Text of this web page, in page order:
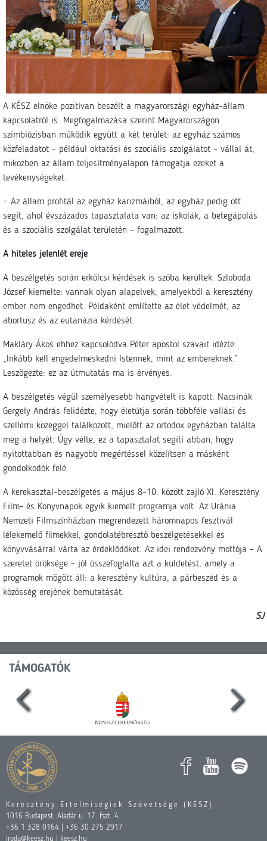
A KÉSZ elnöke pozitívan beszélt a magyarországi egyház–állam
kapcsolatról is. Megfogalmazása szerint Magyarországon
szimbiózisban működik együtt a két terület: az egyház számos
közfeladatot – például oktatási és szociális szolgálatot – vállal át,
miközben az állam teljesítményalapon támogatja ezeket a
tevékenységeket.
− Az állam profitál az egyház karizmáiból, az egyház pedig ott
segít, ahol évszázados tapasztalata van: az iskolák, a betegápolás
és a szociális szolgálat területén – fogalmazott.
A hiteles jelenlét ereje
A beszélgetés során erkölcsi kérdések is szóba kerültek. Szloboda
József kiemelte: vannak olyan alapelvek, amelyekből a keresztény
ember nem engedhet. Példaként említette az élet védelmét, az
abortusz és az eutanázia kérdését.
Makláry Ákos ehhez kapcsolódva Péter apostol szavait idézte:
„Inkább kell engedelmeskedni Istennek, mint az embereknek.”
Leszögezte: ez az útmutatás ma is érvényes.
A beszélgetés végül személyesebb hangvételt is kapott. Nacsinák
Gergely András felidézte, hogy életútja során többféle vallási és
szellemi közeggel találkozott, mielőtt az ortodox egyházban találta
meg a helyét. Úgy vélte, ez a tapasztalat segíti abban, hogy
nyitottabban és nagyobb megértéssel közelítsen a másként
gondolkodók felé.
A kerekasztal-beszélgetés a május 8–10. között zajló XI. Keresztény
Film- és Könyvnapok egyik kiemelt programja volt. Az Uránia
Nemzeti Filmszínházban megrendezett háromnapos fesztivál
lélekemelő filmekkel, gondolatébresztő beszélgetésekkel és
könyvvásárral várta az érdeklődőket. Az idei rendezvény mottója – A
szeretet öröksége – jól összefoglalta azt a küldetést, amely a
programok mögött áll: a keresztény kultúra, a párbeszéd és a
közösség erejének bemutatását.
SJ
TÁMOGATÓK
Keresztény Értelmiségiek Szövetsége (KÉSZ)
1016 Budapest, Aladár u. 17. fszt. 4.
+36 1 328 0164 | +36 30 275 2917
iroda@keesz.hu | keesz.hu